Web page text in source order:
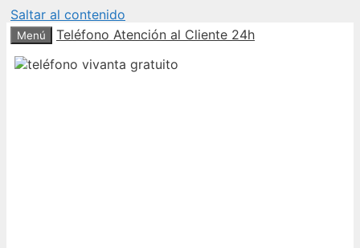
Saltar al contenido
Menú Teléfono Atención al Cliente 24h